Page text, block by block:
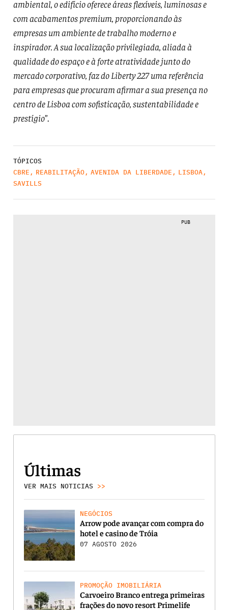
ambiental, o edifício oferece áreas flexíveis, luminosas e
com acabamentos premium, proporcionando às
empresas um ambiente de trabalho moderno e
inspirador. A sua localização privilegiada, aliada à
qualidade do espaço e à forte atratividade junto do
mercado corporativo, faz do Liberty 227 uma referência
para empresas que procuram afirmar a sua presença no
centro de Lisboa com sofisticação, sustentabilidade e
prestígio”.
TÓPICOS
CBRE , REABILITAÇÃO, AVENIDA DA LIBERDADE , LISBOA,
SAVILLS
PUB
Últimas
VER MAIS NOTICIAS >>
NEGÓCIOS
Arrow pode avançar com compra do
hotel e casino de Tróia
07 AGOSTO 2026
PROMOÇÃO IMOBILIÁRIA
Carvoeiro Branco entrega primeiras
frações do novo resort Primelife